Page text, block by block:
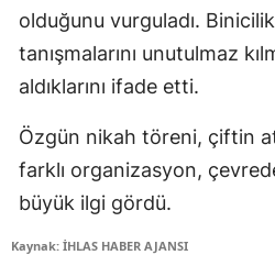
olduğunu vurguladı.
tanışmalarını unutulmaz
aldıklarını ifade etti.
Özgün nikah töreni, çiftin
farklı organizasyon,
büyük ilgi gördü.
Kaynak: İHLAS HABER AJANSI